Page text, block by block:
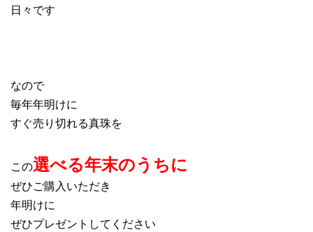
日々です
なので
毎年年明けに
すぐ売り切れる真珠を
この選べる年末のうちに
ぜひご購入いただき
年明けに
ぜひプレゼントしてください